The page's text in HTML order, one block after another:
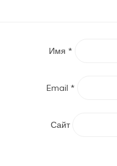
Имя *
Email *
Сайт